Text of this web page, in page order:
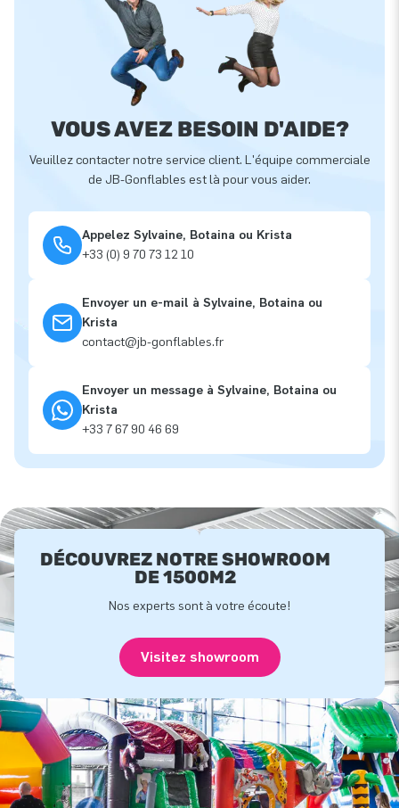
VOUS AVEZ BESOIN D'AIDE?
Veuillez contacter notre service client. L'équipe commerciale
de JB-Gonflables est là pour vous aider.
Appelez Sylvaine, Botaina ou Krista
+33 (0) 9 70 73 12 10
Envoyer un e-mail à Sylvaine, Botaina ou
Krista
contact@jb-gonflables.fr
Envoyer un message à Sylvaine, Botaina ou
Krista
+33 7 67 90 46 69
DÉCOUVREZ NOTRE SHOWROOM
DE 1500M2
Nos experts sont à votre écoute!
Visitez showroom